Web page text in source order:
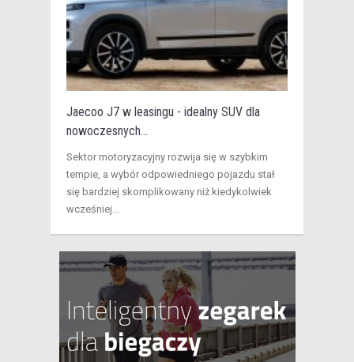
Jaecoo J7 w leasingu - idealny SUV dla
nowoczesnych...
Sektor motoryzacyjny rozwija się w szybkim
tempie, a wybór odpowiedniego pojazdu stał
się bardziej skomplikowany niż kiedykolwiek
wcześniej...